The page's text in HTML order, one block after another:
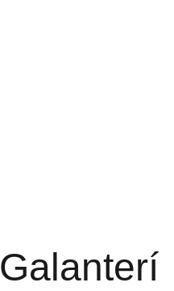
Galanterí